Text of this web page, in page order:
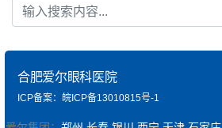
合肥爱尔眼科医院
ICP备案：皖ICP备13010815号-1